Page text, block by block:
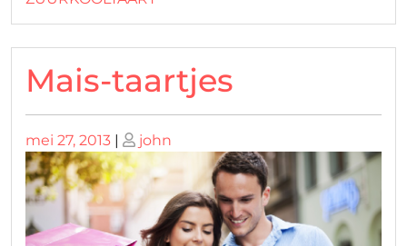
Mais-taartjes
Geplaatst
op
mei 27, 2013 | Geplaatst
op
john